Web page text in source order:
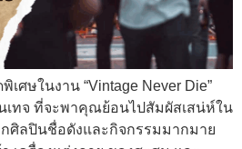
ศษในงาน “Vintage Never Die”
ทจ ที่จะพาคุณย้อนไปสัมผัสเสน่ห์ใน
ศิลปินชื่อดังและกิจกรรมมากมาย